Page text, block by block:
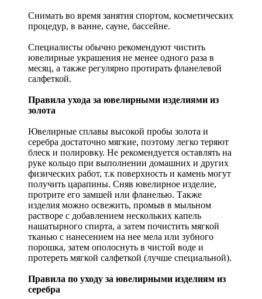
Снимать во время занятия спортом, косметических
процедур, в ванне, сауне, бассейне.
Специалисты обычно рекомендуют чистить
ювелирные украшения не менее одного раза в
месяц, а также регулярно протирать фланелевой
салфеткой.
Правила ухода за ювелирными изделиями из
золота
Ювелирные сплавы высокой пробы золота и
серебра достаточно мягкие, поэтому легко теряют
блеск и полировку. Не рекомендуется оставлять на
руке кольцо при выполнении домашних и других
физических работ, т.к поверхность и камень могут
получить царапины. Сняв ювелирное изделие,
протрите его замшей или фланелью. Также
изделия можно освежить, промыв в мыльном
растворе с добавлением нескольких капель
нашатырного спирта, а затем почистить мягкой
тканью с нанесением на нее мела или зубного
порошка, затем ополоснуть в чистой воде и
протереть мягкой салфеткой (лучше специальной).
Правила по уходу за ювелирными изделиям из
серебра